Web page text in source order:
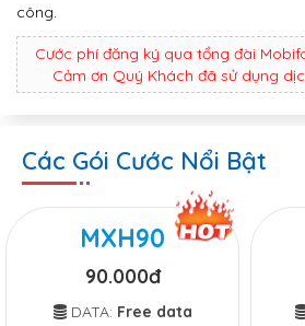
công.
Cước phí đăng ký qua tổng đài
Cảm ơn Quý Khách đã sử dụng
Các Gói Cước Nổi Bật
MXH90
90.000đ
DATA: Free data